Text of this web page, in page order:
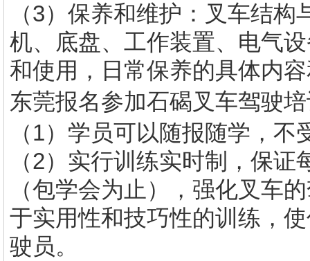
（3）保养和维护：叉车结
机、底盘、工作装置、电气
和使用，日常保养的具体内
东莞报名参加石碣叉车驾驶
（1）学员可以随报随学，
（2）实行训练实时制，保
（包学会为止），强化叉车
于实用性和技巧性的训练，
驶员。